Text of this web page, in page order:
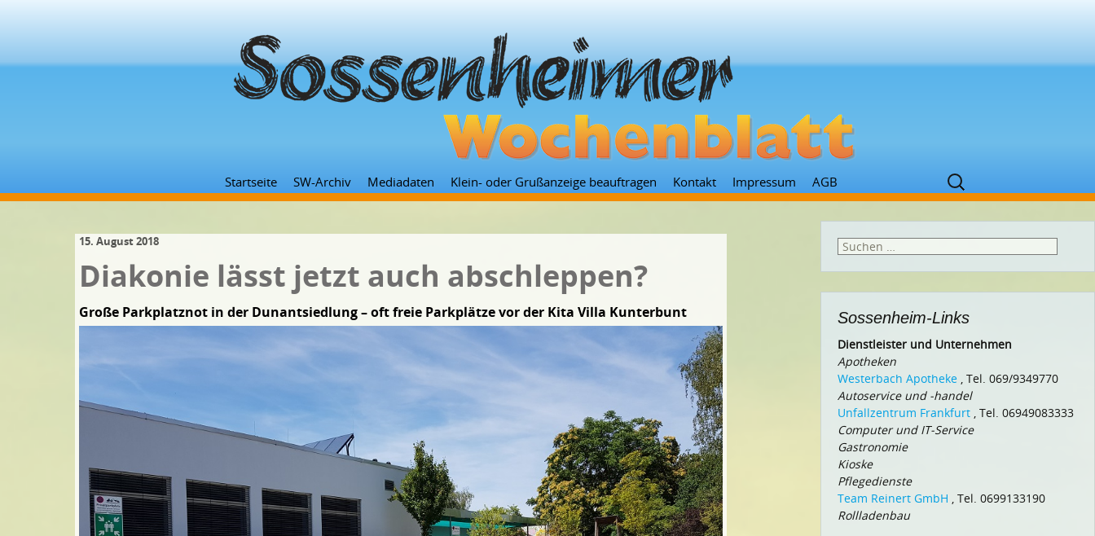
Zum
Inhalt
Startseite SW-Archiv Mediadaten Klein- oder Grußanzeige beauftragen Kontakt Impressum AGB
Suchen
nach:
15. August 2018
Diakonie lässt jetzt auch abschleppen?
Große Parkplatznot in der Dunantsiedlung – oft freie Parkplätze vor der Kita Villa Kunterbunt
Suchen
Sossenheim-Links
Dienstleister und Unternehmen
Apotheken
Westerbach Apotheke , Tel. 069/9349770
Autoservice und -handel
Unfallzentrum Frankfurt , Tel. 06949083333
Computer und IT-Service
Gastronomie
Kioske
Pflegedienste
Team Reinert GmbH , Tel. 0699133190
Rollladenbau